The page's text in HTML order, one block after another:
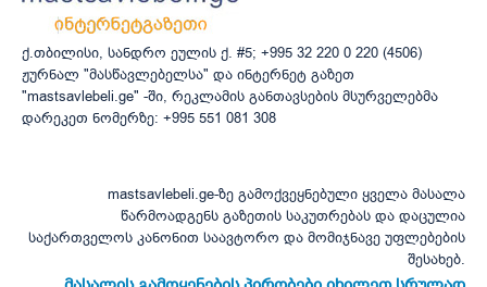
ქ.თბილისი, სანდრო ეულის ქ. #5; +995 32 220 0 220 (4506)
ჟურნალ "მასწავლებელსა" და ინტერნეტ გაზეთ
"mastsavlebeli.ge" -ში, რეკლამის განთავსების მსურველებმა
დარეკეთ ნომერზე: +995 551 081 308
mastsavlebeli.ge-ზე გამოქვეყნებული ყველა მასალა
წარმოადგენს გაზეთის საკუთრებას და დაცულია
საქართველოს კანონით საავტორო და მომიჯნავე უფლებების
შესახებ.